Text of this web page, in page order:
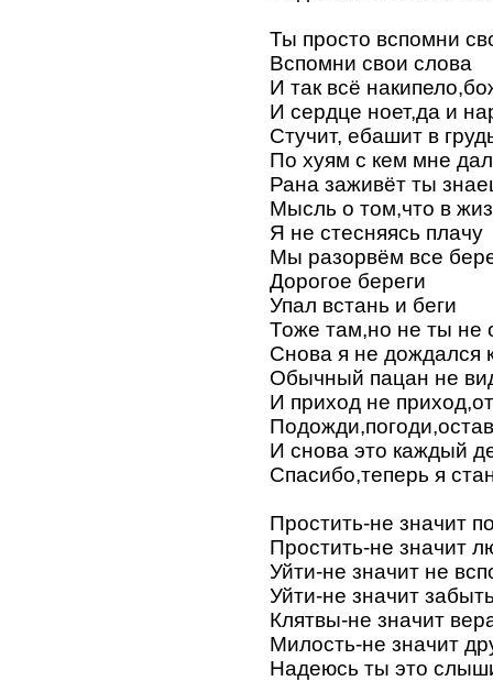
Ты просто вспомни
Вспомни свои слова
И так всё
И сердце ноет,да и
Стучит, ебашит в
По хуям с кем мне
Рана заживёт ты
Мысль о том,что в
Я не стесняясь плачу
Мы разорвём все
Дорогое береги
Упал встань и беги
Тоже там,но не ты не
Снова я не дождался
Обычный пацан не
И приход не
И снова это каждый
Спасибо,теперь я
Простить-не значит
Простить-не значит
Уйти-не значит не
Уйти-не значит
Клятвы-не значит
Милость-не значит
Надеюсь ты это